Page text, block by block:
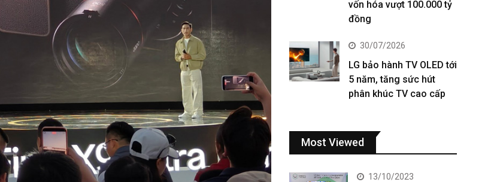
vốn hóa vượt 100.000 tỷ
đồng
30/07/2026
LG bảo hành TV OLED tới
5 năm, tăng sức hút
phân khúc TV cao cấp
Most Viewed
13/10/2023